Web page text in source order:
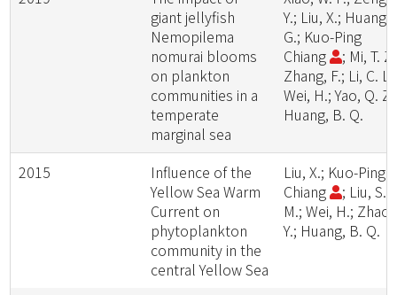
giant jellyfish
Nemopilema
nomurai blooms
on plankton
communities in a
temperate
marginal sea
Y.; Liu, X.; Huang,
G.; Kuo-Ping
Chiang
; Mi, T.
Zhang, F.; Li, C. L.;
Wei, H.; Yao, Q.
Huang, B. Q.
2015
Influence of the
Yellow Sea Warm
Current on
phytoplankton
community in the
central Yellow Sea
Liu, X.; Kuo-Ping
Chiang
; Liu, S.
M.; Wei, H.; Zhao,
Y.; Huang, B. Q.